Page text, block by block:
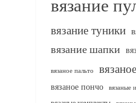
вязание туники
вязание шапки
вязаное пальто
вязаное пончо вязаные